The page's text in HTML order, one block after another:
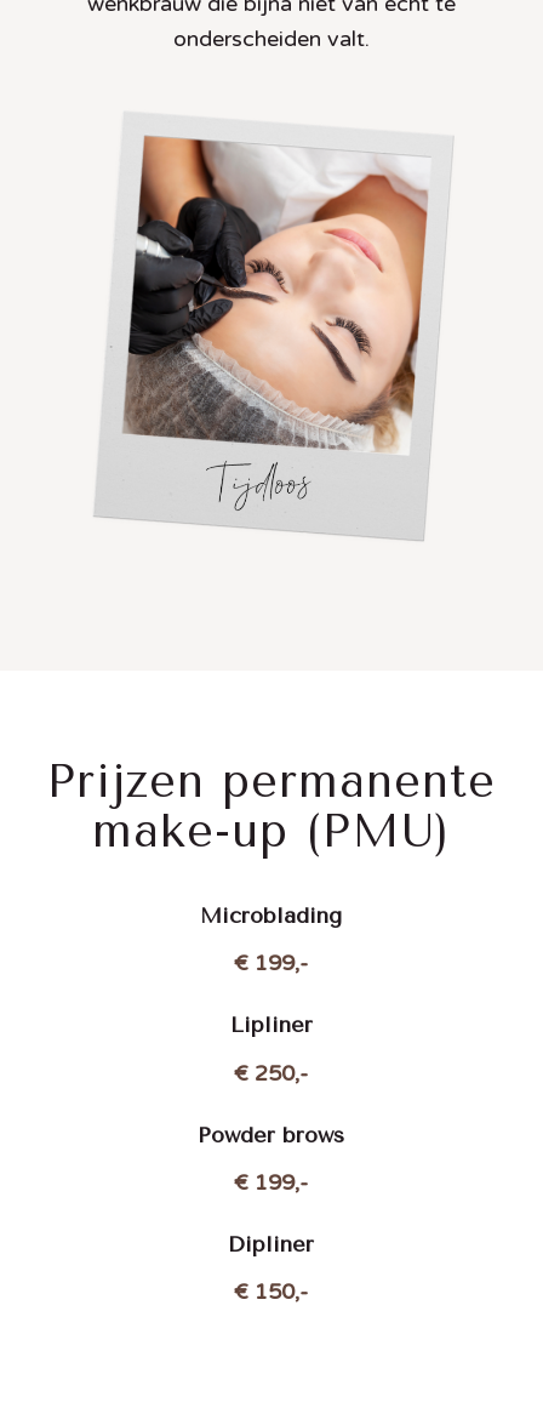
onderscheiden valt.
Prijzen permanente
make-up (PMU)
Microblading
€ 199,-
Lipliner
€ 250,-
Powder brows
€ 199,-
Dipliner
€ 150,-